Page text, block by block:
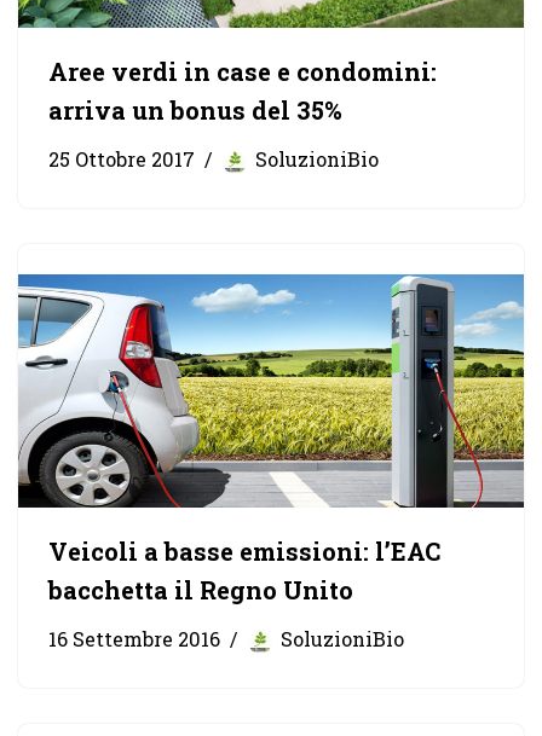
Aree verdi in case e condomini:
arriva un bonus del 35%
25 Ottobre 2017 SoluzioniBio
Veicoli a basse emissioni: l’EAC
bacchetta il Regno Unito
16 Settembre 2016 SoluzioniBio